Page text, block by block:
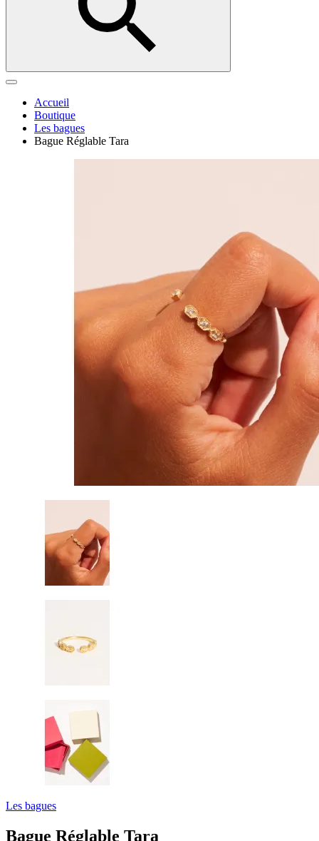
Accueil
Boutique
Les bagues
Bague Réglable Tara
Les bagues
Bague Réglable Tara